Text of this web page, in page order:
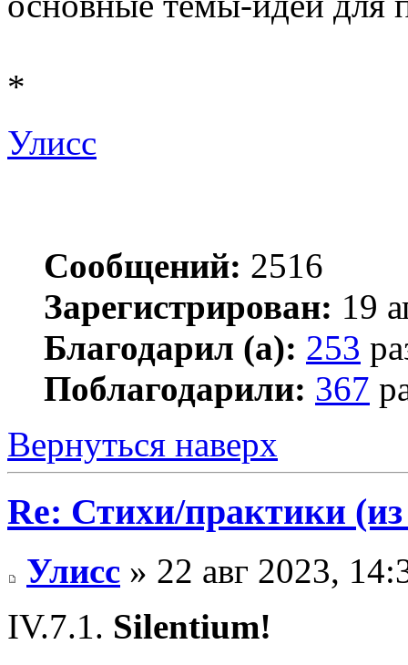
*
Улисс
Сообщений: 2516
Зарегистрирован: 19
Благодарил (а): 253
Поблагодарили: 367
Вернуться наверх
Re: Стихи/практики
Улисс » 22 авг 2023,
IV.7.1. Silentium!